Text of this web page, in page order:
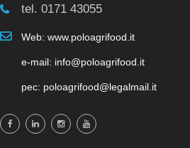
tel. 0171 43055
Web: www.poloagrifood.it
e-mail: info@poloagrifood.it
pec: poloagrifood@legalmail.it